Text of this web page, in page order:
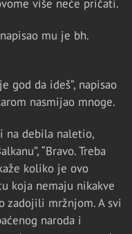
više neće pričati.
mu je bh.
god da ideš”, napisao
nasmijao mnoge.
na debila naletio,
“Bravo. Treba
koliko je ovo
koja nemaju nikakve
zadojili mržnjom. A svi
naroda i